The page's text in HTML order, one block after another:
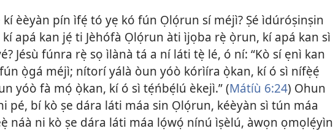
kí èèyàn pín ìfẹ́ tó yẹ kó fún Ọlọ́run sí méjì? Ṣé ìdúróṣinṣin
apá kan jẹ́ ti Jèhófà Ọlọ́run àti ìjọba rẹ̀ ọ̀run, kí apá kan sì
Jésù fúnra rẹ̀ sọ ìlànà tá a ní láti tẹ̀ lé, ó ní: “Kò sí ẹnì kan
ọ̀gá méjì; nítorí yálà òun yóò kórìíra ọ̀kan, kí ó sì nífẹ̀ẹ́
yóò fà mọ́ ọ̀kan, kí ó sì tẹ́ńbẹ́lú èkejì.” (Mátíù 6:24) Ohun
pé, bí kò ṣe dára láti máa sin Ọlọ́run, kéèyàn sì tún máa
náà ni kò ṣe dára láti máa lọ́wọ́ nínú ìṣèlú, àwọn ọmọlẹ́yìn